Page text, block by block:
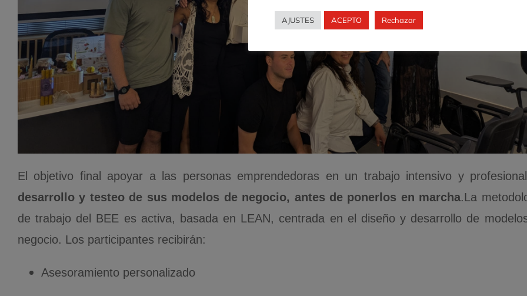
El objetivo final apoyar a las personas emprendedoras en un trabajo intensivo y
desarrollo y testeo de sus modelos de negocio, antes de ponerlos en marcha.La
de trabajo del BEE es activa, basada en LEAN, centrada en el diseño y desarrollo de
negocio. Los participantes recibirán:
Asesoramiento personalizado
AJUSTES ACEPTO Rechazar